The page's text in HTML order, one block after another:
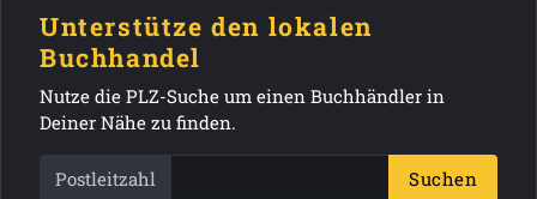
Unterstütze den lokalen
Buchhandel
Nutze die PLZ-Suche um einen Buchhändler in
Deiner Nähe zu finden.
Postleitzahl Suchen